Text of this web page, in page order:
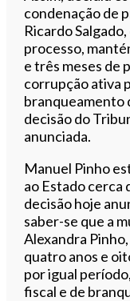
condenação de
Ricardo
processo,
e três meses de
corrupção ativa
branqueamento
decisão do
anunciada.
Manuel Pinho
ao Estado cerca
decisão hoje
saber-se que a
Alexandra
quatro anos e
por igual
fiscal e de